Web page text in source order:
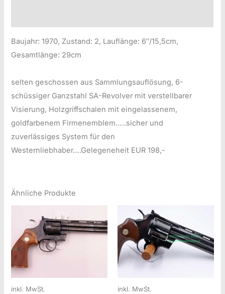
Baujahr: 1970, Zustand: 2, Lauflänge: 6″/15,5cm,
Gesamtlänge: 29cm
selten geschossen aus Sammlungsauflösung, 6-
schüssiger Ganzstahl SA-Revolver mit verstellbarer
Visierung, Holzgriffschalen mit eingelassenem,
goldfarbenem Firmenemblem…..sicher und
zuverlässiges System für den
Westernliebhaber….Gelegeneheit EUR 198,-
Ähnliche Produkte
inkl. MwSt.
inkl. MwSt.